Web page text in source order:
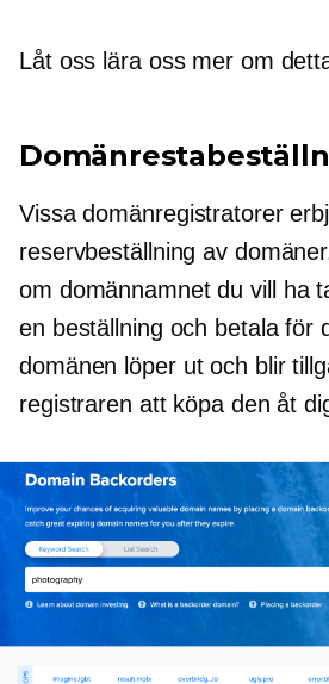
Låt oss lära oss mer om
Vissa domänregistratorer
reservbeställning av
om domännamnet du vill ha
en beställning och betala för
domänen löper ut och blir
registraren att köpa den åt